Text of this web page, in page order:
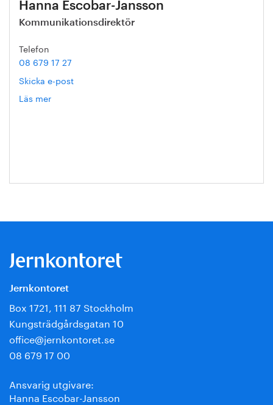
Hanna Escobar-Jansson
Kommunikationsdirektör
Telefon
08 679 17 27
Skicka e-post
Läs mer
Jernkontoret
Box 1721, 111 87 Stockholm
Kungsträdgårdsgatan 10
office@jernkontoret.se
08 679 17 00
Ansvarig utgivare:
Hanna Escobar-Jansson